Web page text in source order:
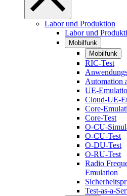
Labor und Produktion
Labor und
Mobilfunk
Mobilfunk
RIC-Test
Automation
UE-
Cloud-UE-
Core-
Core-Test
O-CU-
O-CU-Test
O-DU-Test
O-RU-Test
Radio
Emulation
Test-as-a-